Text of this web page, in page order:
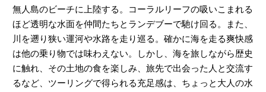
無人島のビーチに上陸する。コーラルリーフの吸いこまれる
ほど透明な水面を仲間たちとランデブーで馳け回る。また、
川を遡り狭い運河や水路を走り巡る。確かに海を走る爽快感
は他の乗り物では味わえない。しかし、海を旅しながら歴史
に触れ、その土地の食を楽しみ、旅先で出会った人と交流す
るなど、ツーリングで得られる充足感は、ちょっと大人の水